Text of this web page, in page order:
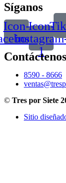
Síganos
Icon-Icon-
1
Contáctenos
8590 - 8666
© Tres por Siete
Sitio